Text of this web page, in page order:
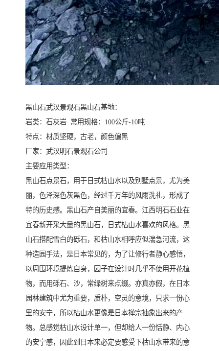
黑山石武汉景观石黑山石基地：
岩类：石灰岩 常用规格：100公斤-10吨
特点​‌‌：材质坚硬，古老，颜色偏黑
厂家：武汉明石景观石公司
主要应用类型：
黑山石点景石，用于日式枯山水以及别墅点景，尤为美
丽，色泽深色灰黑色，经过千万年的风雨洗礼，形成了
特的历史感。黑山石产自美丽的宜春。江西明石石业在
宜春新开采大量的黑山石，日式枯山水喜欢的风格。黑
山石搭配雪白的砾石，和枯山水相呼应似湍急河流，这
种造园手法，是日本常见的，为了让修行者静心感悟，
以周围环境提炼自身，园子在设计时几乎不使用开花植
物，而用砾石、沙，常绿树来点缀。亦真亦假，在日本
园林建筑中尤为重要，质朴，空灵的意境，只求一份心
里的安宁，所以枯山水更像是日本禅宗抽象出来的产
物。总感觉枯山水设计单一，但却给人一份恬静、内心
的安宁感，因此到日本来必定要感受下枯山水带来的意